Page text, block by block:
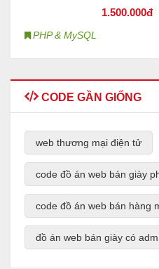
1.500.000đ
PHP & MySQL
CODE GẦN GIỐNG
web thương mại điện tử
code đồ án web bán giày
code đồ án web bán hàng
đồ án web bán giày có